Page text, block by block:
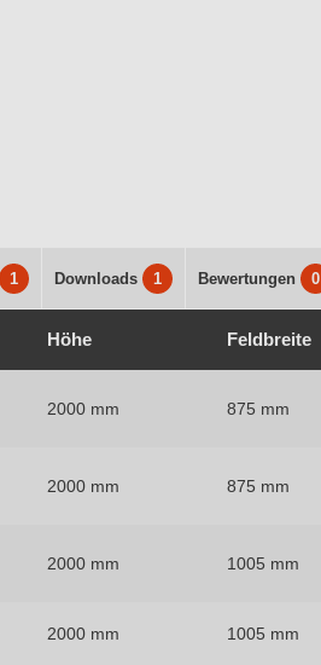
1 Downloads 1 Bewertungen 0
Höhe Feldbreite
2000 mm 875 mm
2000 mm 875 mm
2000 mm 1005 mm
2000 mm 1005 mm